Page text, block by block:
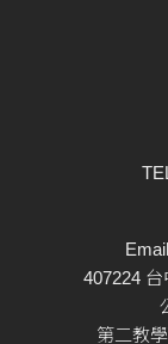
407224
第二教